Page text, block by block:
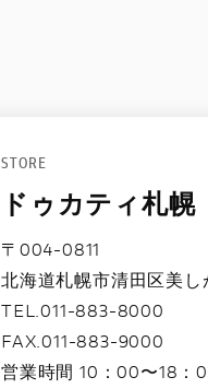
STORE
ドゥカティ札幌
〒004-0811
北海道札幌市清田区美し
TEL.011-883-8000
FAX.011-883-9000
営業時間 10：00〜18：